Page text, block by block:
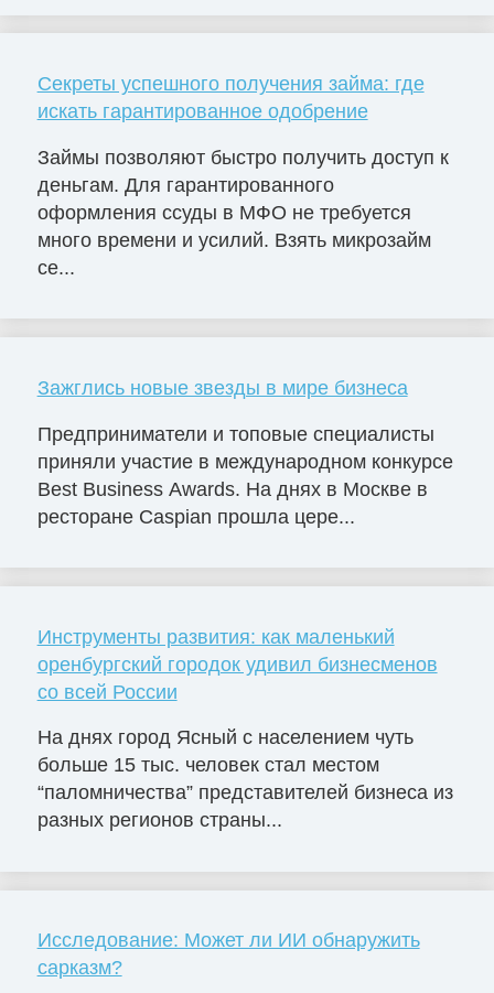
Секреты успешного получения займа: где
искать гарантированное одобрение
Займы позволяют быстро получить доступ к
деньгам. Для гарантированного
оформления ссуды в МФО не требуется
много времени и усилий. Взять микрозайм
се...
Зажглись новые звезды в мире бизнеса
Предприниматели и топовые специалисты
приняли участие в международном конкурсе
Best Business Awards. На днях в Москве в
ресторане Caspian прошла цере...
Инструменты развития: как маленький
оренбургский городок удивил бизнесменов
со всей России
На днях город Ясный с населением чуть
больше 15 тыс. человек стал местом
“паломничества” представителей бизнеса из
разных регионов страны...
Исследование: Может ли ИИ обнаружить
сарказм?